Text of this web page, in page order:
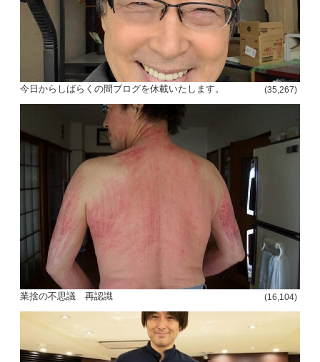
今日からしばらくの間ブログを休載いたします。 (35,267)
業捨の不思議 再認識 (16,104)